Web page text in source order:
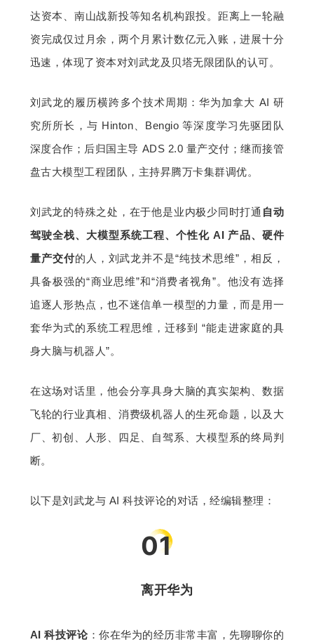
达资本、南山战新投等知名机构跟投。距离上一轮融
资完成仅过月余，两个月累计数亿元入账，进展十分
迅速，体现了资本对刘武龙及贝塔无限团队的认可。
刘武龙的履历横跨多个技术周期：华为加拿大 AI 研
究所所长，与 Hinton、Bengio 等深度学习先驱团队
深度合作；后归国主导 ADS 2.0 量产交付；继而接管
盘古大模型工程团队，主持昇腾万卡集群调优。
刘武龙的特殊之处，在于他是业内极少同时打通 自动
驾驶全栈、大模型系统工程、个性化 AI 产品、硬件
量产交付的人，刘武龙并不是“纯技术思维”，相反，
具备极强的“商业思维”和“消费者视角”。他没有选择
追逐人形热点，也不迷信单一模型的力量，而是用一
套华为式的系统工程思维，迁移到 “能走进家庭的具
身大脑与机器人”。
在这场对话里，他会分享具身大脑的真实架构、数据
飞轮的行业真相、消费级机器人的生死命题，以及大
厂、初创、人形、四足、自驾系、大模型系的终局判
断。
以下是刘武龙与 AI 科技评论的对话，经编辑整理：
01
离开华为
AI 科技评论：你在华为的经历非常丰富，先聊聊你的